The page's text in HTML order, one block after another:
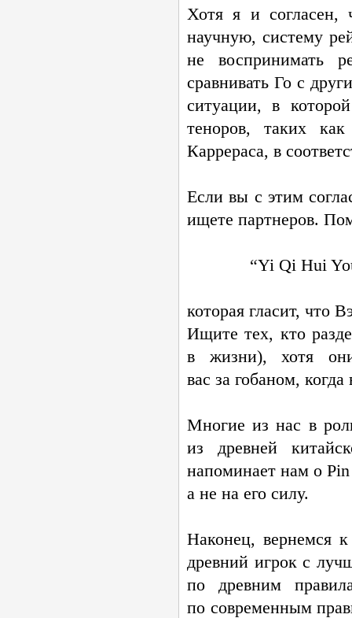
Хотя я и
научную, систему
не воспринимать
сравнивать Го с
ситуации, в
теноров, таких
Каррераса, в
Если вы с этим
ищете партнеров.
“Yi Qi Hui
которая гласит, что
Ищите тех, кто
в жизни), хотя
вас за гобаном,
Многие из нас в
из древней
напоминает нам о
а не на его силу.
Наконец, вернемся
древний игрок с
по древним
по современным